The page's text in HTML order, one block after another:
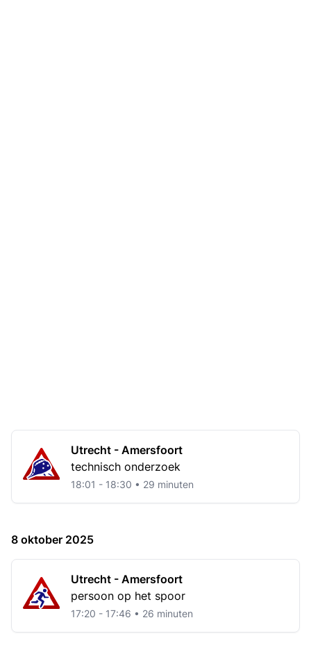
Utrecht - Amersfoort
technisch onderzoek
18:01 - 18:30 • 29 minuten
8 oktober 2025
Utrecht - Amersfoort
persoon op het spoor
17:20 - 17:46 • 26 minuten